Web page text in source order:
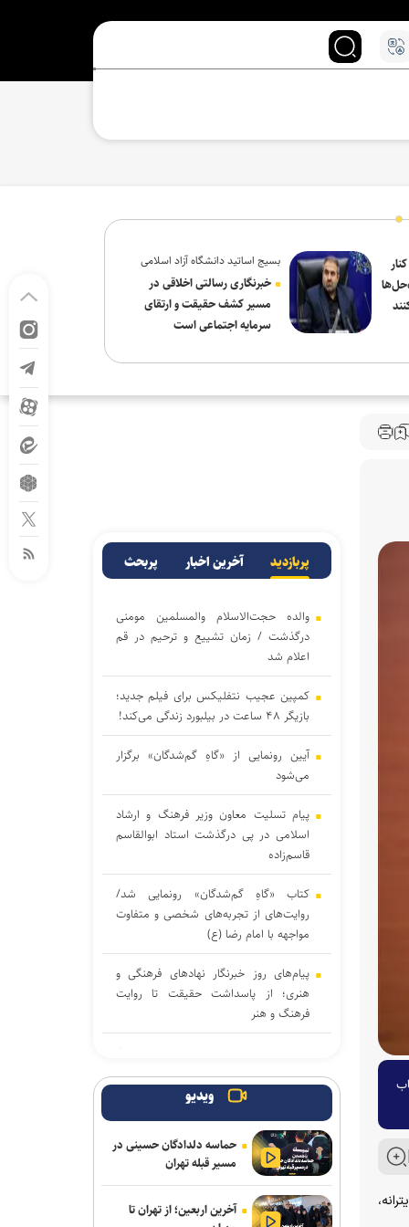
بسیج اساتید دانشگاه آزاد اسلامی
در پیام روز خبرنگار:
خبرنگاری رسالتی اخلاقی در
مسیر کشف حقیقت و ارتقای
سرمایه اجتماعی است
پربازدید آخرین اخبار پربحث
والده حجت‌الاسلام والمسلمین مومنی
درگذشت / زمان تشییع و ترحیم در قم
اعلام شد
کمپین عجیب نتفلیکس برای فیلم جدید؛
بازیگر ۴۸ ساعت در بیلبورد زندگی می‌کند!
آیین رونمایی از «گاهِ گم‌شدگان» برگزار
می‌شود
پیام تسلیت معاون وزیر فرهنگ و ارشاد
اسلامی در پی درگذشت استاد ابوالقاسم
قاسم‌زاده
کتاب «گاهِ گم‌شدگان» رونمایی شد/
روایت‌های از تجربه‌های شخصی و متفاوت
مواجهه با امام رضا (ع)
پیام‌های روز خبرنگار نهادهای فرهنگی و
هنری؛ از پاسداشت حقیقت تا روایت
فرهنگ و هنر
بیانیه‌ای جهانی در صحنه جشنواره
بین‌المللی نمایش عروسکی «تهران-مبارک»
اختصاصی؛ ضرورت روزآمدسازی خدمات
برای زنان و دختران
ارسال حدود ۲ هزار اثر به جشنواره
ویدیو
حماسه دلدادگان حسینی در
مسیر قبله تهران
آخرین اربعین؛ از تهران تا